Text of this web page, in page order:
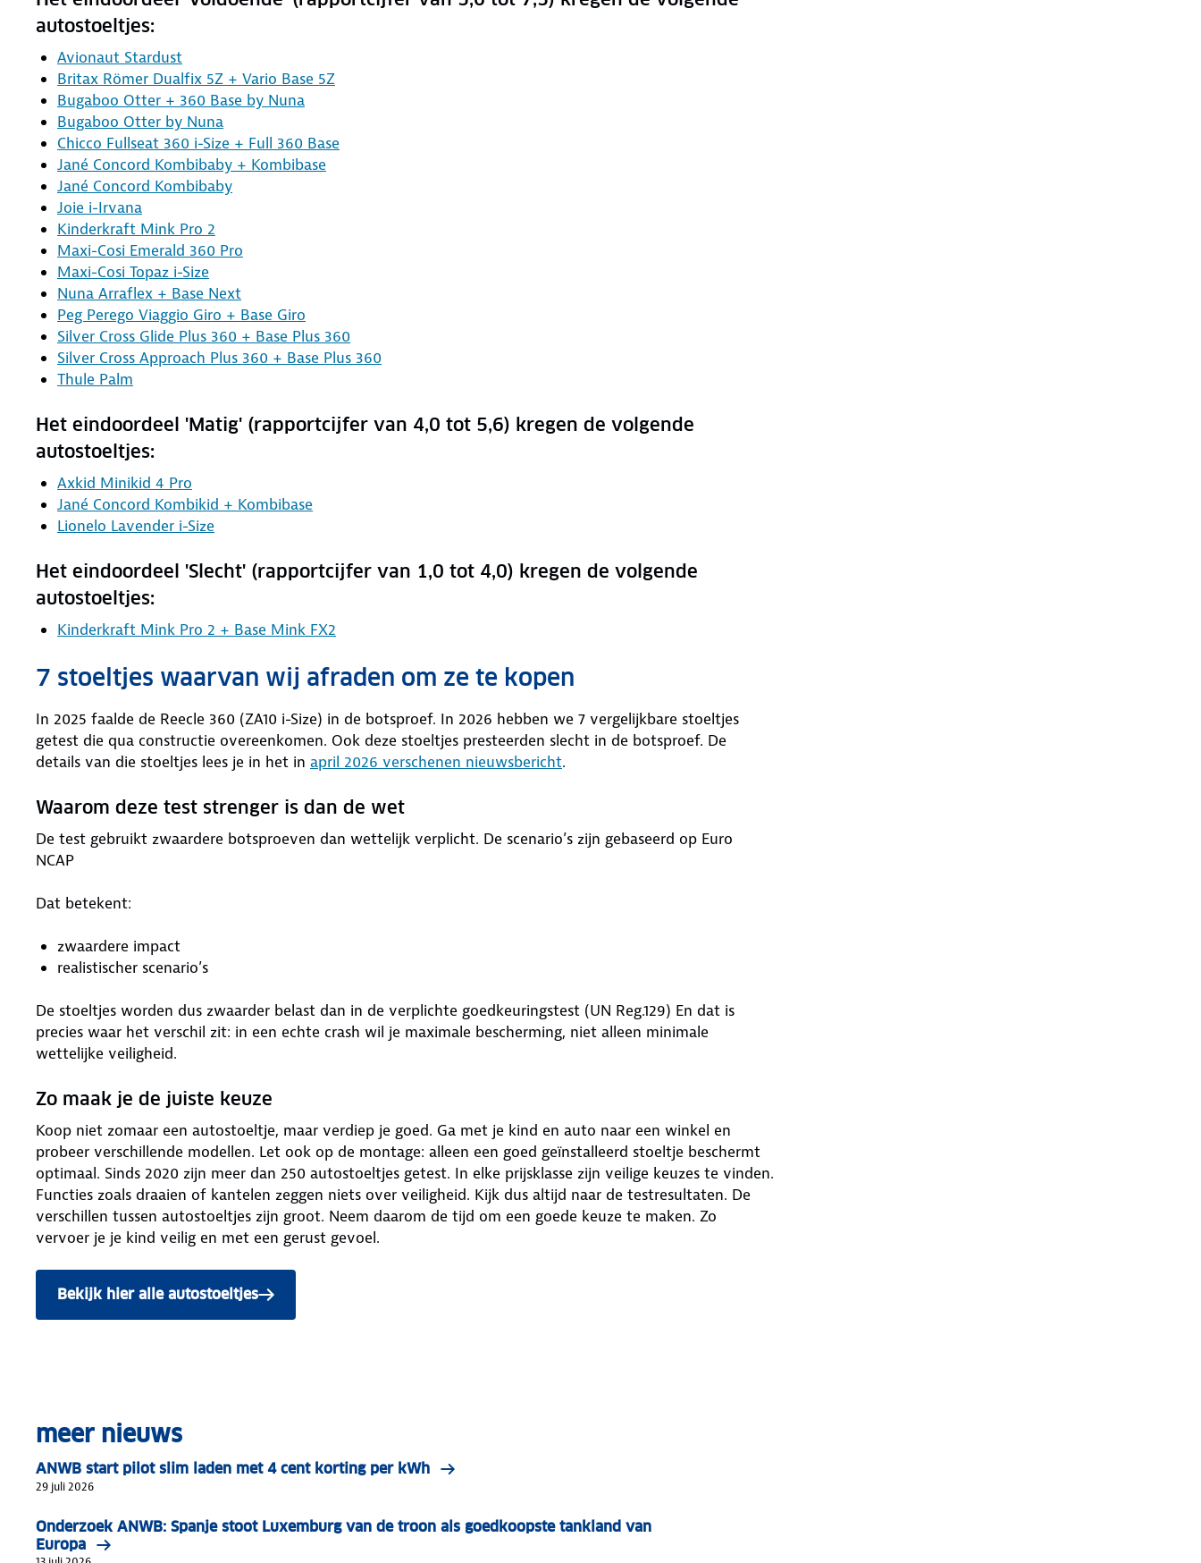
autostoeltjes:
Avionaut Stardust
Britax Römer Dualfix 5Z + Vario Base 5Z
Bugaboo Otter + 360 Base by Nuna
Bugaboo Otter by Nuna
Chicco Fullseat 360 i-Size + Full 360 Base
Jané Concord Kombibaby + Kombibase
Jané Concord Kombibaby
Joie i-Irvana
Kinderkraft Mink Pro 2
Maxi-Cosi Emerald 360 Pro
Maxi-Cosi Topaz i-Size
Nuna Arraflex + Base Next
Peg Perego Viaggio Giro + Base Giro
Silver Cross Glide Plus 360 + Base Plus 360
Silver Cross Approach Plus 360 + Base Plus 360
Thule Palm
Het eindoordeel 'Matig' (rapportcijfer van 4,0 tot 5,6) kregen de volgende
autostoeltjes:
Axkid Minikid 4 Pro
Jané Concord Kombikid + Kombibase
Lionelo Lavender i-Size
Het eindoordeel 'Slecht' (rapportcijfer van 1,0 tot 4,0) kregen de volgende
autostoeltjes:
Kinderkraft Mink Pro 2 + Base Mink FX2
7 stoeltjes waarvan wij afraden om ze te kopen
In 2025 faalde de Reecle 360 (ZA10 i-Size) in de botsproef. In 2026 hebben we 7 vergelijkbare stoeltjes
getest die qua constructie overeenkomen. Ook deze stoeltjes presteerden slecht in de botsproef. De
details van die stoeltjes lees je in het in april 2026 verschenen nieuwsbericht.
Waarom deze test strenger is dan de wet
De test gebruikt zwaardere botsproeven dan wettelijk verplicht. De scenario’s zijn gebaseerd op Euro
NCAP
Dat betekent:
zwaardere impact
realistischer scenario’s
De stoeltjes worden dus zwaarder belast dan in de verplichte goedkeuringstest (UN Reg.129) En dat is
precies waar het verschil zit: in een echte crash wil je maximale bescherming, niet alleen minimale
wettelijke veiligheid.
Zo maak je de juiste keuze
Koop niet zomaar een autostoeltje, maar verdiep je goed. Ga met je kind en auto naar een winkel en
probeer verschillende modellen. Let ook op de montage: alleen een goed geïnstalleerd stoeltje beschermt
optimaal. Sinds 2020 zijn meer dan 250 autostoeltjes getest. In elke prijsklasse zijn veilige keuzes te vinden.
Functies zoals draaien of kantelen zeggen niets over veiligheid. Kijk dus altijd naar de testresultaten. De
verschillen tussen autostoeltjes zijn groot. Neem daarom de tijd om een goede keuze te maken. Zo
vervoer je je kind veilig en met een gerust gevoel.
Bekijk hier alle autostoeltjes
meer nieuws
ANWB start pilot slim laden met 4 cent korting per kWh
29 juli 2026
Onderzoek ANWB: Spanje stoot Luxemburg van de troon als goedkoopste tankland van
Europa